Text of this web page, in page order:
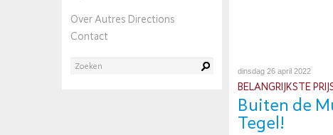
Over Autres Directions
Contact
dinsdag 26 april 2022
BE­LANG­RIJK­STE
Buiten de
Tegel!